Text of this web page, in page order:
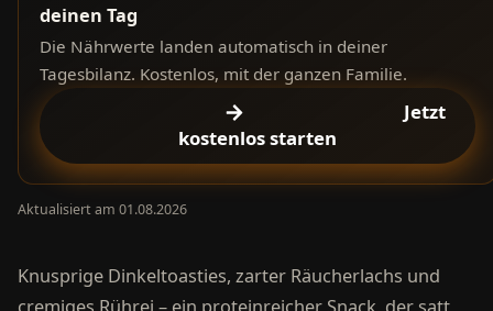
deinen Tag
Die Nährwerte landen automatisch in deiner
Tagesbilanz. Kostenlos, mit der ganzen Familie.
Jetzt
kostenlos starten
Aktualisiert am 01.08.2026
Knusprige Dinkeltoasties, zarter Räucherlachs und